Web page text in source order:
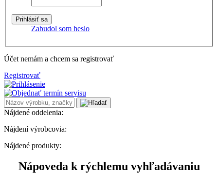
Zabudol som heslo
Účet nemám a chcem sa registrovať
Registrovať
Nájdené oddelenia:
Nájdení výrobcovia:
Nájdené produkty:
Nápoveda k rýchlemu vyhľadávaniu